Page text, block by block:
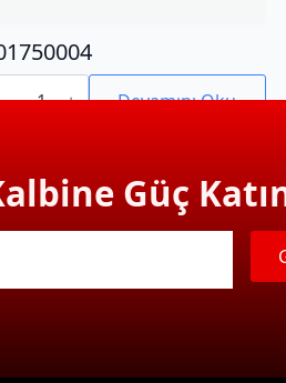
Devamını Oku
Güç